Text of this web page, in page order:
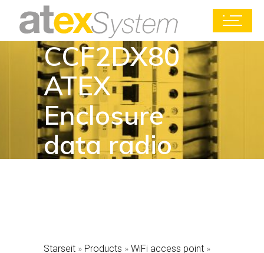
CCF2DX80
ATEX
Enclosure
data radio
Starseit » Products » WiFi access point »